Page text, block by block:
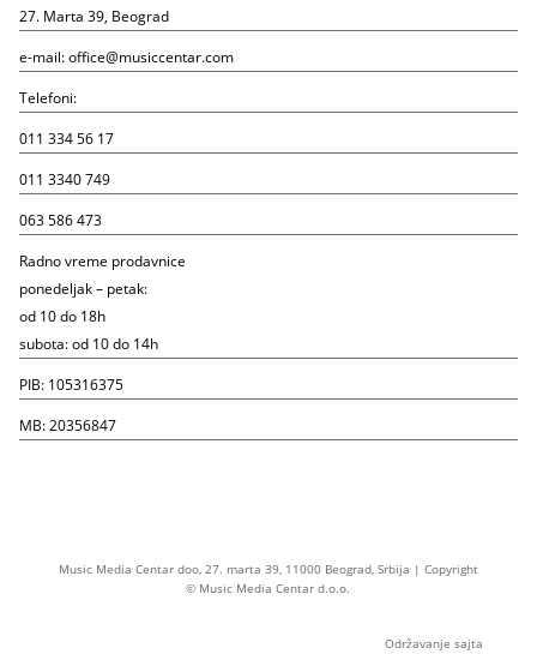
27. Marta 39, Beograd
e-mail:office@musiccentar.com
Telefoni:
011 334 56 17
011 3340 749
063 586 473
Radno vreme prodavnice
ponedeljak – petak:
od 10 do 18h
subota: od 10 do 14h
PIB: 105316375
MB: 20356847
Music Media Centar doo, 27. marta 39, 11000 Beograd, Srbija | Copyright
© Music Media Centar d.o.o.
Održavanje sajta